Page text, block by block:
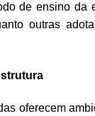
de ensino da
outras
oferecem